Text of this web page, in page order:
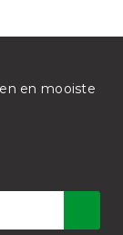
en mooiste